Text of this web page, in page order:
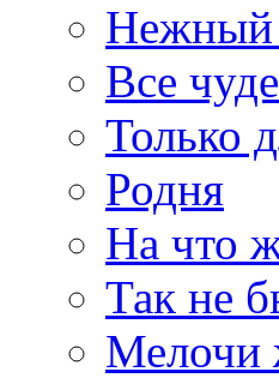
Нежный
Все
Только
Родня
На что
Так не
Мелочи